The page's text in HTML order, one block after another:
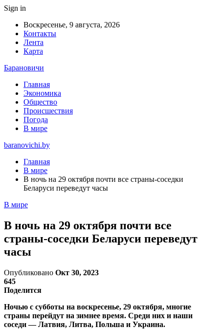
Sign in
Воскресенье, 9 августа, 2026
Контакты
Лента
Карта
Барановичи
Главная
Экономика
Общество
Происшествия
Погода
В мире
baranovichi.by
Главная
В мире
В ночь на 29 октября почти все страны-соседки
Беларуси переведут часы
В мире
В ночь на 29 октября почти все
страны-соседки Беларуси переведут
часы
Опубликовано Окт 30, 2023
645
Поделится
Ночью с субботы на воскресенье, 29 октября, многие
страны перейдут на зимнее время. Среди них и наши
соседи — Латвия, Литва, Польша и Украина.